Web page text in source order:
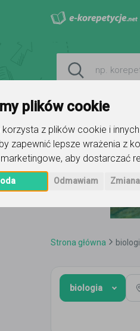
plików cookie
korzysta z plików cookie i
zapewnić lepsze wrażenia z
, aby dostarczać
Odmawiam
Strona główna
biologia